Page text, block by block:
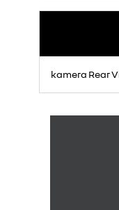
kamera Rear